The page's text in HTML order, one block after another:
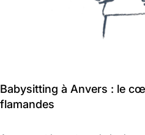
Babysitting à Anvers : le
flamandes